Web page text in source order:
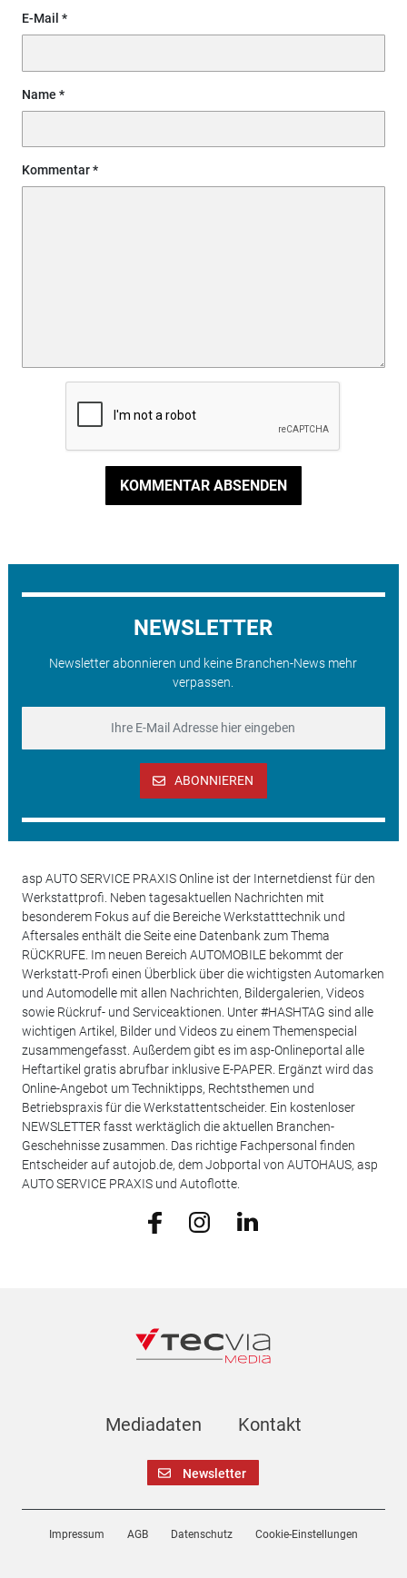
E-Mail
Name
Kommentar
KOMMENTAR ABSENDEN
NEWSLETTER
Newsletter abonnieren und keine Branchen-News mehr
verpassen.
ABONNIEREN
asp AUTO SERVICE PRAXIS Online ist der Internetdienst für den
Werkstattprofi. Neben tagesaktuellen Nachrichten mit
besonderem Fokus auf die Bereiche Werkstatttechnik und
Aftersales enthält die Seite eine Datenbank zum Thema
RÜCKRUFE. Im neuen Bereich AUTOMOBILE bekommt der
Werkstatt-Profi einen Überblick über die wichtigsten Automarken
und Automodelle mit allen Nachrichten, Bildergalerien, Videos
sowie Rückruf- und Serviceaktionen. Unter #HASHTAG sind alle
wichtigen Artikel, Bilder und Videos zu einem Themenspecial
zusammengefasst. Außerdem gibt es im asp-Onlineportal alle
Heftartikel gratis abrufbar inklusive E-PAPER. Ergänzt wird das
Online-Angebot um Techniktipps, Rechtsthemen und
Betriebspraxis für die Werkstattentscheider. Ein kostenloser
NEWSLETTER fasst werktäglich die aktuellen Branchen-
Geschehnisse zusammen. Das richtige Fachpersonal finden
Entscheider auf autojob.de, dem Jobportal von AUTOHAUS, asp
AUTO SERVICE PRAXIS und Autoflotte.
Mediadaten Kontakt
Newsletter
Impressum AGB Datenschutz Cookie-Einstellungen